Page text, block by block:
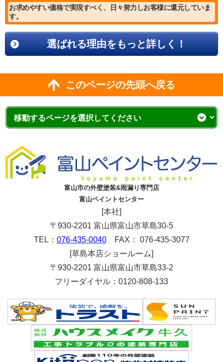
お求めやすい価格で実現すべく、日々努力しお客様に還元していま
す。
選ばれる理由をもっと詳しく！
このページの先頭へ戻る
富山市の外壁塗装&雨漏り専門店
富山ペイントセンター
[本社]
〒930-2201 富山県富山市草島30-5
TEL： 076-435-0040FAX： 076-435-3077
[草島本店ショールーム]
〒930-2201 富山県富山市草島33-2
フリーダイヤル：0120-808-133